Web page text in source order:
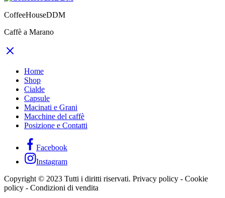
CoffeeHouseDDM
Caffè a Marano
Home
Shop
Cialde
Capsule
Macinati e Grani
Macchine del caffè
Posizione e Contatti
Facebook
Instagram
Copyright © 2023 Tutti i diritti riservati. Privacy policy - Cookie
policy - Condizioni di vendita